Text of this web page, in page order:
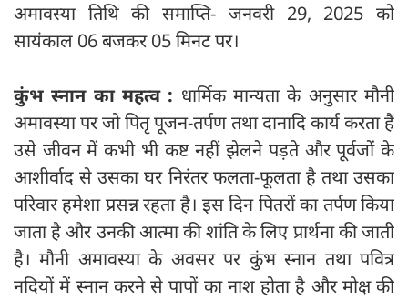
अमावस्या तिथि की समाप्ति- जनवरी 29, 2025 को
सायंकाल 06 बजकर 05 मिनट पर।
कुंभ स्नान का महत्व : धार्मिक मान्यता के अनुसार मौनी
अमावस्या पर जो पितृ पूजन-तर्पण तथा दानादि कार्य करता है
उसे जीवन में कभी भी कष्ट नहीं झेलने पड़ते और पूर्वजों के
आशीर्वाद से उसका घर निरंतर फलता-फूलता है तथा उसका
परिवार हमेशा प्रसन्न रहता है। इस दिन पितरों का तर्पण किया
जाता है और उनकी आत्मा की शांति के लिए प्रार्थना की जाती
है। मौनी अमावस्या के अवसर पर कुंभ स्नान तथा पवित्र
नदियों में स्नान करने से पापों का नाश होता है और मोक्ष की